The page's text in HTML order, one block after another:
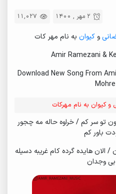
11,027 2 مهر , 1400
وکیوان به نام مهر کات
Amir Ramezani &
Download New Song From
کیوان به نام مهرکات
تو سر کم / خراوه حاله مه چجور
باور کم
الان هایده گرده کام غریبه دسیله
وجدان